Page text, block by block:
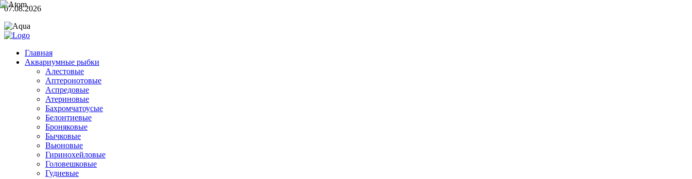
07.08.2026
Главная
Аквариумные рыбки
Алестовые
Аптеронотовые
Аспредовые
Атериновые
Бахромчатоусые
Белонтиевые
Броняковые
Бычковые
Вьюновые
Гиринохейловые
Головешковые
Гудиевые